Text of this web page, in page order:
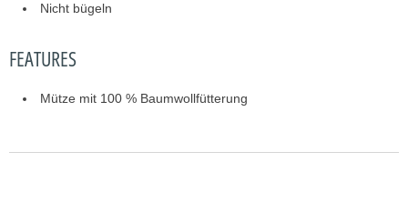
Nicht bügeln
FEATURES
Mütze mit 100 % Baumwollfütterung